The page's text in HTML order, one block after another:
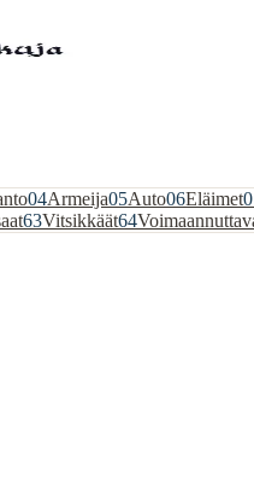
04Armeija05Auto06Eläimet
63Vitsikkäät64